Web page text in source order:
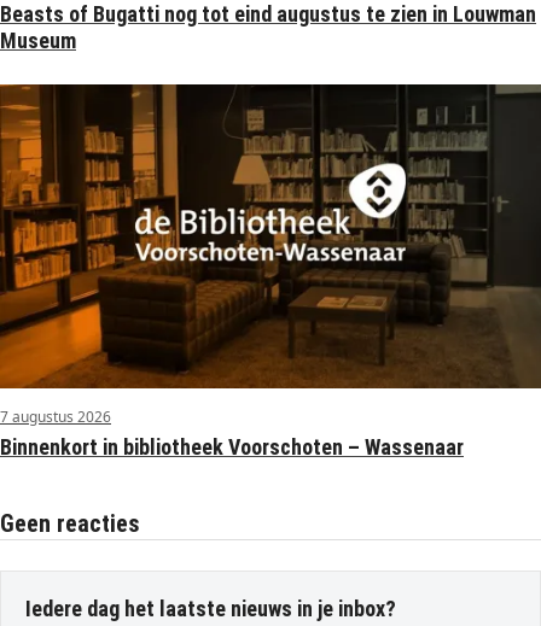
Beasts of Bugatti nog tot eind augustus te zien in Louwman
Museum
7 augustus 2026
Binnenkort in bibliotheek Voorschoten – Wassenaar
Geen reacties
Iedere dag het laatste nieuws in je inbox?